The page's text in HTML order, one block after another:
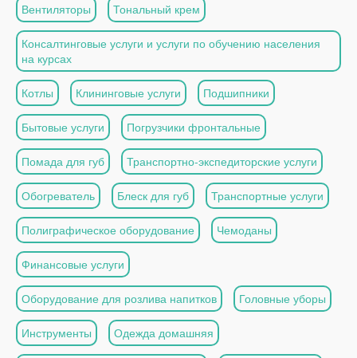
Вентиляторы Тональный крем
Консалтинговые услуги и услуги по обучению населения
на курсах
Котлы Клининговые услуги Подшипники
Бытовые услуги Погрузчики фронтальные
Помада для губ Транспортно-экспедиторские услуги
Обогреватель Блеск для губ Транспортные услуги
Полиграфическое оборудование Чемоданы
Финансовые услуги
Оборудование для розлива напитков Головные уборы
Инструменты Одежда домашняя